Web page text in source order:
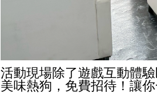
活動現場除了遊戲互動體
美味熱狗，免費招待！讓